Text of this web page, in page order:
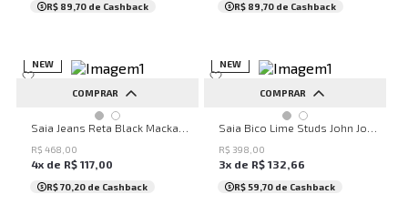
R$ 89,70 de Cashback R$ 89,70 de Cashback
NEW
COMPRAR
32 34 36 38
40
42
...
R$ 468 00
4x de R$ 117,00
R$ 70,20 de Cashback
NEW
COMPRAR
32 34 36 38
40
42
...
R$ 398 00
3x de R$ 132,66
R$ 59,70 de Cashback